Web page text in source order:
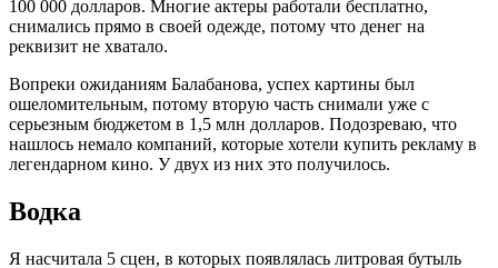
100 000 долларов. Многие актеры работали бесплатно,
снимались прямо в своей одежде, потому что денег на
реквизит не хватало.
Вопреки ожиданиям Балабанова, успех картины был
ошеломительным, потому вторую часть снимали уже с
серьезным бюджетом в 1,5 млн долларов. Подозреваю, что
нашлось немало компаний, которые хотели купить рекламу в
легендарном кино. У двух из них это получилось.
Водка
Я насчитала 5 сцен, в которых появлялась литровая бутыль